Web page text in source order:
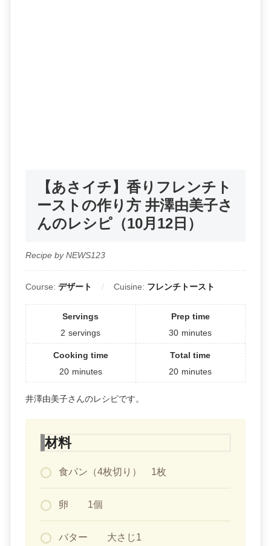
【あさイチ】香りフレンチト
ーストの作り方 井澤由美子さ
んのレシピ（10月12日）
Recipe by NEWS123
Course: デザート Cuisine: フレンチトースト
Servings
2 servings
Prep time
30 minutes
Cooking time
20 minutes
Total time
20 minutes
井澤由美子さんのレシピです。
材料
食パン（4枚切り） 1枚
卵 1個
バター 大さじ1